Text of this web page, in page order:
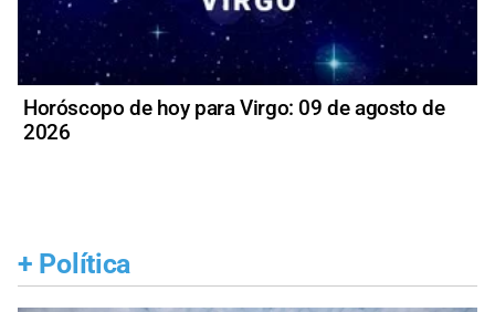
Horóscopo de hoy para Virgo: 09 de agosto de
2026
+ Política